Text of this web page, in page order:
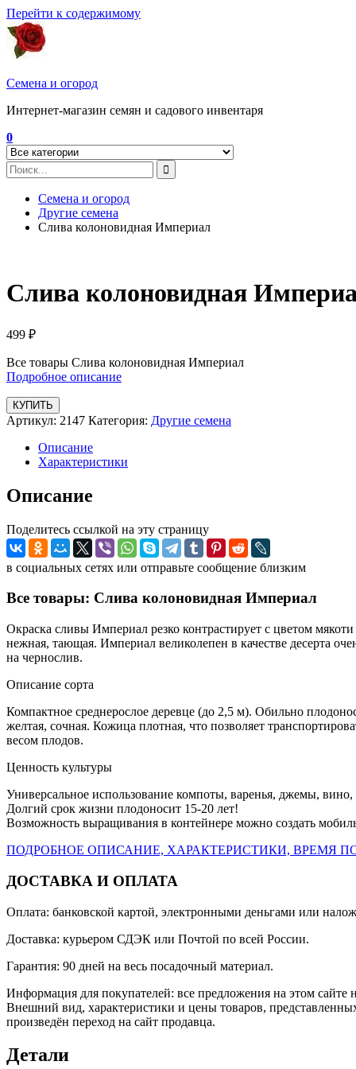
Перейти к содержимому
Семена и огород
Интернет-магазин семян и садового инвентаря
0
Семена и огород
Другие семена
Слива колоновидная Империал
Слива колоновидная
499 ₽
Все товары Слива колоновидная Империал
Подробное описание
КУПИТЬ
Артикул: 2147 Категория: Другие семена
Описание
Характеристики
Описание
Поделитесь ссылкой на эту страницу
в социальных сетях или отправьте сообщение близким
Все товары: Слива колоновидная Империал
Окраска сливы Империал резко контрастирует с цветом
нежная, тающая. Империал великолепен в качестве десерта
на чернослив.
Описание сорта
Компактное среднерослое деревце (до 2,5 м). Обильно
желтая, сочная. Кожица плотная, что позволяет
весом плодов.
Ценность культуры
Универсальное использование компоты, варенья, джемы,
Долгий срок жизни плодоносит 15-20 лет!
Возможность выращивания в контейнере можно создать
ПОДРОБНОЕ ОПИСАНИЕ, ХАРАКТЕРИСТИКИ, ВРЕМЯ
ДОСТАВКА И ОПЛАТА
Оплата: банковской картой, электронными деньгами или
Доставка: курьером СДЭК или Почтой по всей России.
Гарантия: 90 дней на весь посадочный материал.
Информация для покупателей: все предложения на этом
Внешний вид, характеристики и цены товаров,
произведён переход на сайт продавца.
Детали